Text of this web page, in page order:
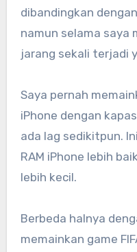
dibandingkan
namun selama saya
jarang sekali terjadi
Saya pernah
iPhone dengan
ada lag sedikitpun.
RAM iPhone lebih
lebih kecil.
Berbeda halnya
memainkan game